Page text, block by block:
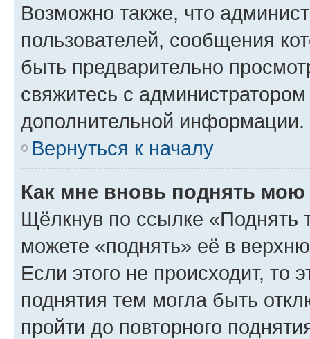
Возможно также, что
пользователей, сообщения
быть предварительно
свяжитесь с
дополнительной информации.
Вернуться к началу
Как мне вновь поднять мою
Щёлкнув по ссылке «Поднять
можете «поднять» её в
Если этого не происходит, то
поднятия тем могла быть
пройти до повторного